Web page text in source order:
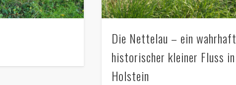
Die Nettelau – ein wahrhaft
historischer kleiner Fluss in
Holstein